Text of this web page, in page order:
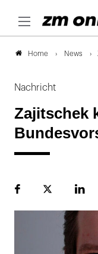
Home News
Nachricht
Zajitschek
FacebookPlattform